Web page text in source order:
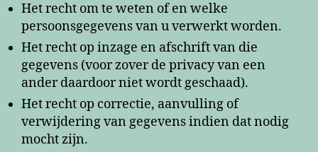
Het recht om te weten of en welke
persoonsgegevens van u verwerkt worden.
Het recht op inzage en afschrift van die
gegevens (voor zover de privacy van een
ander daardoor niet wordt geschaad).
Het recht op correctie, aanvulling of
verwijdering van gegevens indien dat nodig
mocht zijn.